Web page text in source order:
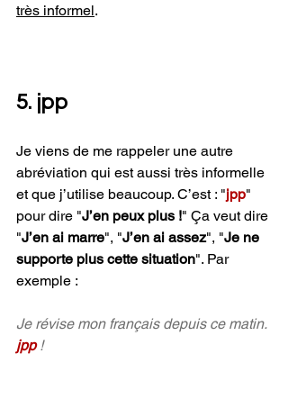
très informel.
5. jpp
Je viens de me rappeler une autre
abréviation qui est aussi très informelle
et que j’utilise beaucoup. C’est : "jpp"
pour dire "J’en peux plus !" Ça veut dire
"J’en ai marre", "J’en ai assez", "Je ne
supporte plus cette situation". Par
exemple :
Je révise mon français depuis ce matin.
jpp !